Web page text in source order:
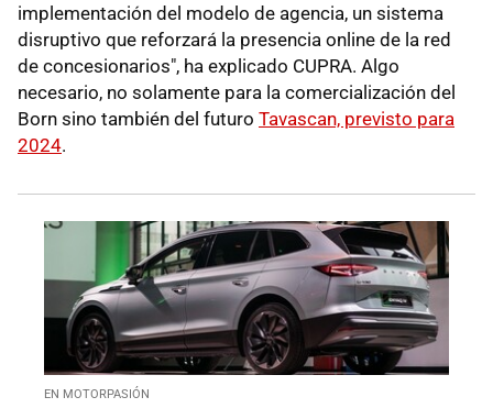
implementación del modelo de agencia, un sistema
disruptivo que reforzará la presencia online de la red
de concesionarios", ha explicado CUPRA. Algo
necesario, no solamente para la comercialización del
Born sino también del futuro Tavascan, previsto para
2024.
EN MOTORPASIÓN